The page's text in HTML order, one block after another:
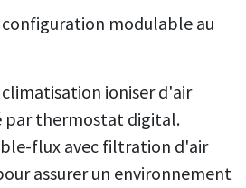
modulable au
climatisation ioniser d'air
thermostat digital.
flux avec filtration d'air
assurer un environnement